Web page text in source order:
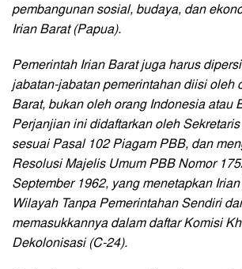
pembangunan sosial, budaya, dan
Irian Barat (Papua).
Pemerintah Irian Barat juga harus
jabatan-jabatan pemerintahan diisi oleh
Barat, bukan oleh orang Indonesia atau
Perjanjian ini didaftarkan oleh
sesuai Pasal 102 Piagam PBB, dan
Resolusi Majelis Umum PBB Nomor
September 1962, yang menetapkan
Wilayah Tanpa Pemerintahan Sendiri
memasukkannya dalam daftar Komisi
Dekolonisasi (C-24).